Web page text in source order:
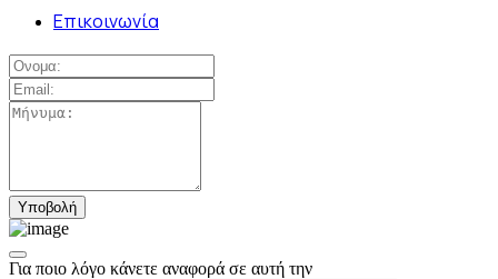
Επικοινωνία
Για ποιο λόγο κάνετε αναφορά σε αυτή την